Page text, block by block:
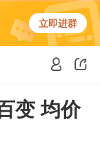
立即进群
变 均价